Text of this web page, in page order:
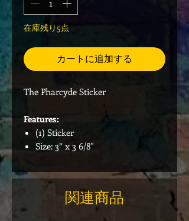
在庫残り5点
カートに追加する
The Pharcyde Sticker
Features:
(1) Sticker
Size: 3” x 3 6/8"
関連商品